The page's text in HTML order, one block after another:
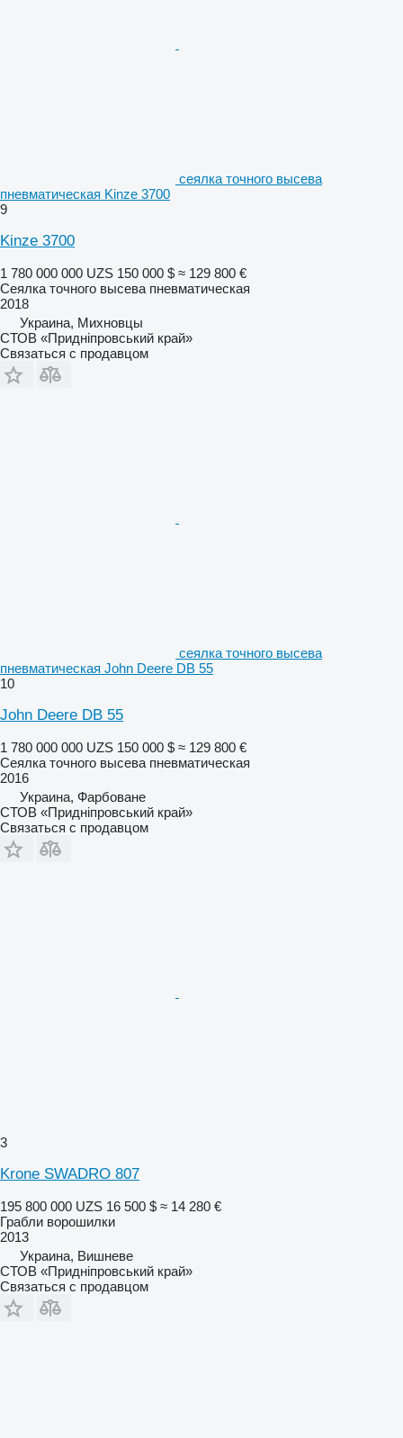
сеялка точного высева
пневматическая Kinze 3700
9
Kinze 3700
1 780 000 000 UZS 150 000 $ ≈ 129 800 €
Сеялка точного высева пневматическая
2018
Украина, Михновцы
СТОВ «Придніпровський край»
Связаться с продавцом
сеялка точного высева
пневматическая John Deere DB 55
10
John Deere DB 55
1 780 000 000 UZS 150 000 $ ≈ 129 800 €
Сеялка точного высева пневматическая
2016
Украина, Фарбоване
СТОВ «Придніпровський край»
Связаться с продавцом
3
Krone SWADRO 807
195 800 000 UZS 16 500 $ ≈ 14 280 €
Грабли ворошилки
2013
Украина, Вишневе
СТОВ «Придніпровський край»
Связаться с продавцом